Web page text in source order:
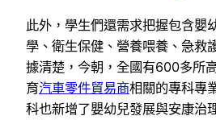
此外，學生們還需求把握包含嬰
學、衛生保健、營養喂養、急救
據清楚，今朝，全國有600多所
育汽車零件貿易商相關的專科專
科也新增了嬰幼兒發展與安康治